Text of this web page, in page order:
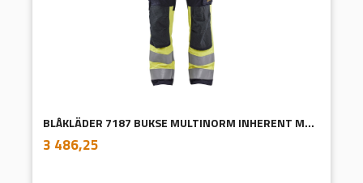
BLÅKLÄDER 7187 BUKSE MULTINORM INHERENT MED STRETCH DAME
Pris
3 486,25